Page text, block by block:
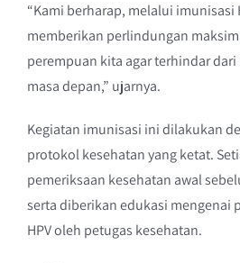
“Kami berharap, melalui imunisasi
memberikan perlindungan
perempuan kita agar terhindar
masa depan,” ujarnya.
Kegiatan imunisasi ini dilakukan
protokol kesehatan yang ketat.
pemeriksaan kesehatan awal
serta diberikan edukasi mengenai
HPV oleh petugas kesehatan.